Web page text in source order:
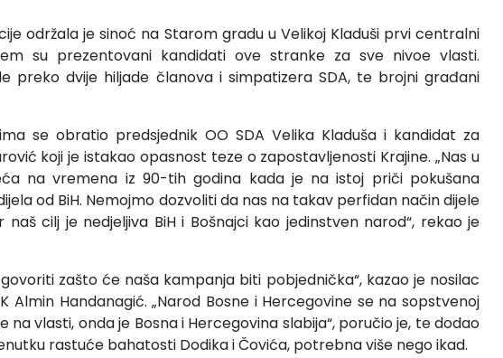
održala je sinoć na Starom gradu u Velikoj Kladuši prvi centralni
su prezentovani kandidati ove stranke za sve nivoe vlasti.
preko dvije hiljade članova i simpatizera SDA, te brojni građani
se obratio predsjednik OO SDA Velika Kladuša i kandidat za
koji je istakao opasnost teze o zapostavljenosti Krajine. „Nas u
na vremena iz 90-tih godina kada je na istoj priči pokušana
od BiH. Nemojmo dozvoliti da nas na takav perfidan način dijele
naš cilj je nedjeljiva BiH i Bošnajci kao jedinstven narod“, rekao je
zašto će naša kampanja biti pobjednička“, kazao je nosilac
Almin Handanagić. „Narod Bosne i Hercegovine se na sopstvenoj
na vlasti, onda je Bosna i Hercegovina slabija“, poručio je, te dodao
rastuće bahatosti Dodika i Čovića, potrebna više nego ikad.